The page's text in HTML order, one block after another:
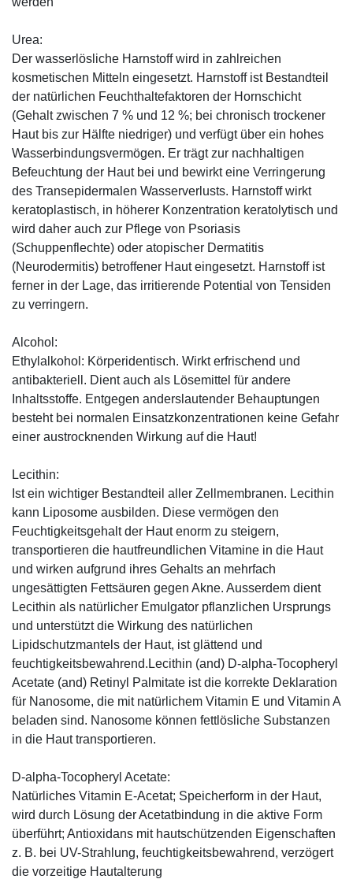
Urea:
Der wasserlösliche Harnstoff wird in zahlreichen
kosmetischen Mitteln eingesetzt. Harnstoff ist Bestandteil
der natürlichen Feuchthaltefaktoren der Hornschicht
(Gehalt zwischen 7 % und 12 %; bei chronisch trockener
Haut bis zur Hälfte niedriger) und verfügt über ein hohes
Wasserbindungsvermögen. Er trägt zur nachhaltigen
Befeuchtung der Haut bei und bewirkt eine Verringerung
des Transepidermalen Wasserverlusts. Harnstoff wirkt
keratoplastisch, in höherer Konzentration keratolytisch und
wird daher auch zur Pflege von Psoriasis
(Schuppenflechte) oder atopischer Dermatitis
(Neurodermitis) betroffener Haut eingesetzt. Harnstoff ist
ferner in der Lage, das irritierende Potential von Tensiden
zu verringern.
Alcohol:
Ethylalkohol: Körperidentisch. Wirkt erfrischend und
antibakteriell. Dient auch als Lösemittel für andere
Inhaltsstoffe. Entgegen anderslautender Behauptungen
besteht bei normalen Einsatzkonzentrationen keine Gefahr
einer austrocknenden Wirkung auf die Haut!
Lecithin:
Ist ein wichtiger Bestandteil aller Zellmembranen. Lecithin
kann Liposome ausbilden. Diese vermögen den
Feuchtigkeitsgehalt der Haut enorm zu steigern,
transportieren die hautfreundlichen Vitamine in die Haut
und wirken aufgrund ihres Gehalts an mehrfach
ungesättigten Fettsäuren gegen Akne. Ausserdem dient
Lecithin als natürlicher Emulgator pflanzlichen Ursprungs
und unterstützt die Wirkung des natürlichen
Lipidschutzmantels der Haut, ist glättend und
feuchtigkeitsbewahrend.Lecithin (and) D-alpha-Tocopheryl
Acetate (and) Retinyl Palmitate ist die korrekte Deklaration
für Nanosome, die mit natürlichem Vitamin E und Vitamin A
beladen sind. Nanosome können fettlösliche Substanzen
in die Haut transportieren.
D-alpha-Tocopheryl Acetate:
Natürliches Vitamin E-Acetat; Speicherform in der Haut,
wird durch Lösung der Acetatbindung in die aktive Form
überführt; Antioxidans mit hautschützenden Eigenschaften
z. B. bei UV-Strahlung, feuchtigkeitsbewahrend, verzögert
die vorzeitige Hautalterung